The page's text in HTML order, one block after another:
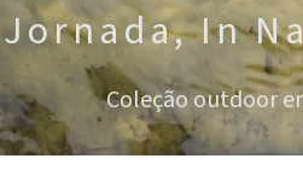
Jornada, In
Coleção outdoor